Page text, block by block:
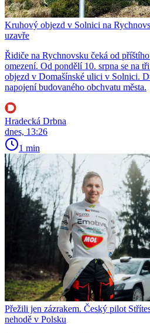
Kruhový objezd v Solnici na
uzavře
Řidiče na Rychnovsku čeká od
omezení. Od pondělí 10. srpna se na
objezd v Domašínské ulici v Solnici.
napojení budovaného obchvatu města.
Hradecká Drbna
dnes, 13:26
1 min
Přežili jen zázrakem. Český pilot
nehodě v Polsku